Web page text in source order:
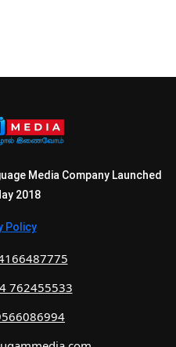
Media Company Launched
2018
Policy
762455533